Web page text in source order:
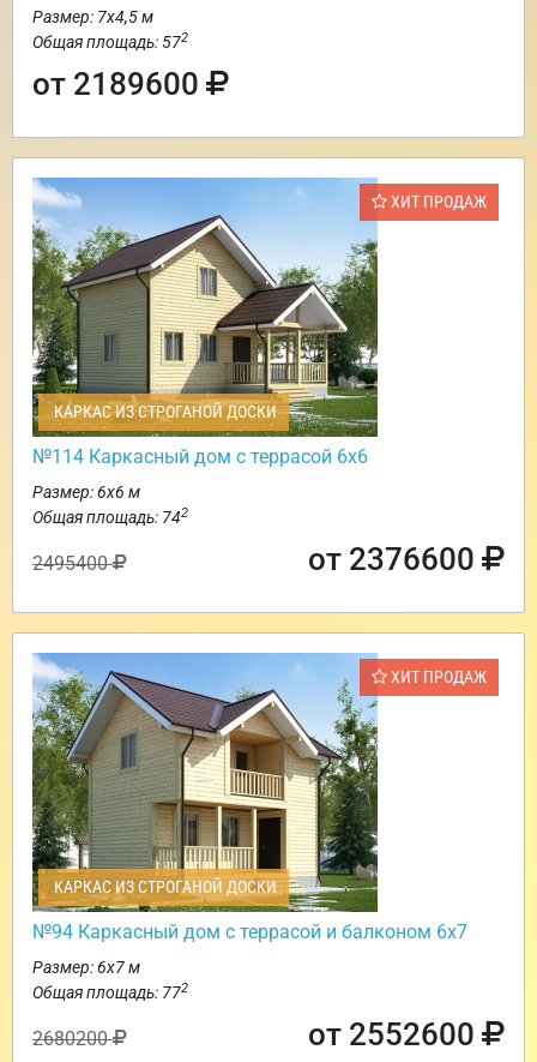
Размер: 7х4,5 м
Общая площадь: 572
от 2189600
ХИТ ПРОДАЖ
КАРКАС ИЗ СТРОГАНОЙ ДОСКИ
№114 Каркасный дом с террасой 6х6
Размер: 6х6 м
Общая площадь: 742
2495400 от 2376600
ХИТ ПРОДАЖ
КАРКАС ИЗ СТРОГАНОЙ ДОСКИ
№94 Каркасный дом с террасой и балконом 6х7
Размер: 6х7 м
Общая площадь: 772
2680200 от 2552600